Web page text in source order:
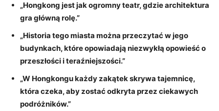
„Hongkong jest jak ogromny teatr,‌ gdzie ‍architektura
gra główną rolę.”
„Historia tego⁢ miasta można przeczytać w jego
‌budynkach,⁣ które opowiadają ⁢niezwykłą opowieść ⁤o
przeszłości i teraźniejszości.”
„W ​Hongkongu ⁤każdy ⁤zakątek skrywa tajemnicę,
która⁣ czeka, aby zostać odkryta przez ciekawych
podróżników.”